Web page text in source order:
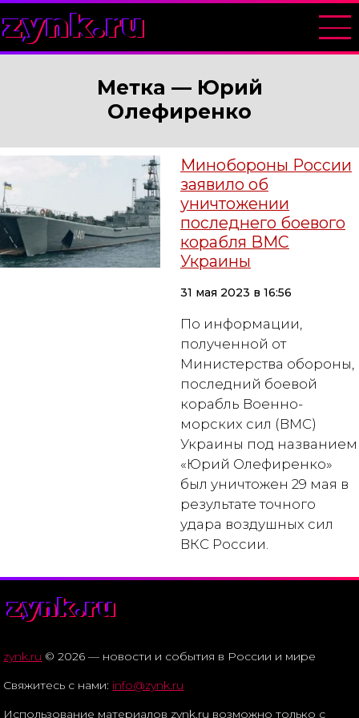
zynk.ru
Метка — Юрий
Олефиренко
Минобороны России
заявило об
уничтожении
последнего боевого
корабля ВМС
Украины
31 мая 2023 в 16:56
По информации,
полученной от
Министерства обороны,
последний боевой
корабль Военно-
морских сил (ВМС)
Украины под названием
«Юрий Олефиренко»
был уничтожен 29 мая в
результате точного
удара воздушных сил
ВКС России.
zynk.ru
zynk.ru © 2026 — новости и события в России и мире
Свяжитесь с нами: info@zynk.ru
Использование материалов zynk.ru возможно только с